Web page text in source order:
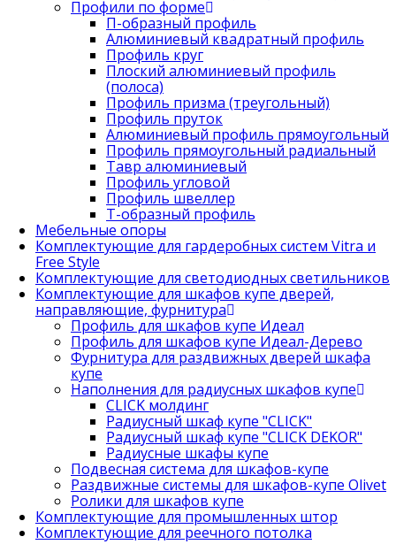
Профили по форме
П-образный профиль
Алюминиевый квадратный профиль
Профиль круг
Плоский алюминиевый профиль
(полоса)
Профиль призма (треугольный)
Профиль пруток
Алюминиевый профиль прямоугольный
Профиль прямоугольный радиальный
Тавр алюминиевый
Профиль угловой
Профиль швеллер
Т-образный профиль
Мебельные опоры
Комплектующие для гардеробных систем Vitra и
Free Style
Комплектующие для светодиодных светильников
Комплектующие для шкафов купе дверей,
направляющие, фурнитура
Профиль для шкафов купе Идеал
Профиль для шкафов купе Идеал-Дерево
Фурнитура для раздвижных дверей шкафа
купе
Наполнения для радиусных шкафов купе
CLICK молдинг
Радиусный шкаф купе "CLICK"
Радиусный шкаф купе "CLICK DEKOR"
Радиусные шкафы купе
Подвесная система для шкафов-купе
Раздвижные системы для шкафов-купе Olivet
Ролики для шкафов купе
Комплектующие для промышленных штор
Комплектующие для реечного потолка